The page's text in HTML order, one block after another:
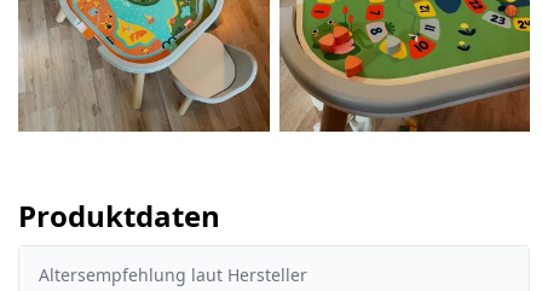
Produktdaten
Altersempfehlung laut Hersteller